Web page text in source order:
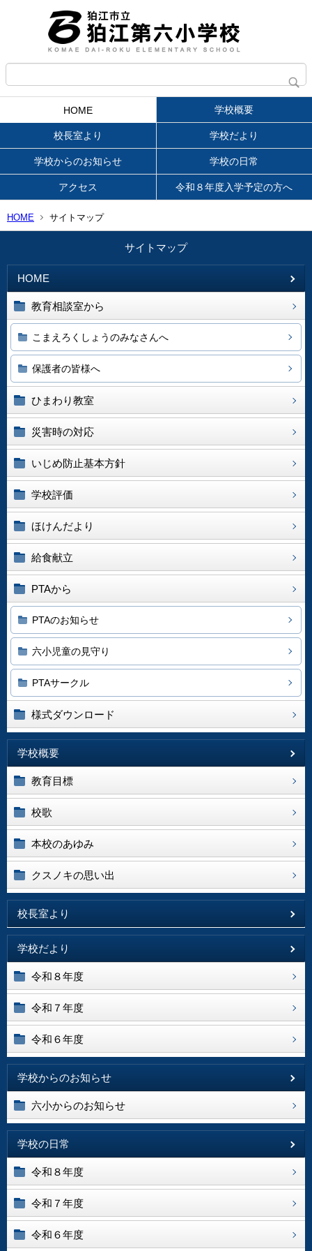
HOME 学校概要
校長室より 学校だより
学校からのお知らせ 学校の日常
アクセス 令和８年度入学予定の方へ
HOME サイトマップ
サイトマップ
HOME
教育相談室から
こまえろくしょうのみなさんへ
保護者の皆様へ
ひまわり教室
災害時の対応
いじめ防止基本方針
学校評価
ほけんだより
給食献立
PTAから
PTAのお知らせ
六小児童の見守り
PTAサークル
様式ダウンロード
学校概要
教育目標
校歌
本校のあゆみ
クスノキの思い出
校長室より
学校だより
令和８年度
令和７年度
令和６年度
学校からのお知らせ
六小からのお知らせ
学校の日常
令和８年度
令和７年度
令和６年度